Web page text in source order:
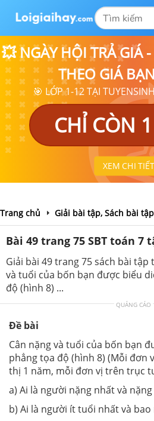
💥 NGÀY HỘI TRẢ GIÁ
THEO GIÁ
🎯 LỚP 1-12 TẠI
CHỈ CÒN
XEM CHI TIẾT
Trang chủ Giải bài tập, Sách bài
Bài 49 trang 75 SBT toán 7
Giải bài 49 trang 75 sách bài tập
và tuổi của bốn bạn được biểu
độ (hình 8) ...
QUẢNG CÁO
Đề bài
Cân nặng và tuổi của bốn bạn
phẳng tọa độ (hình 8) (Mỗi đơn
thị 1 năm, mỗi đơn vị trên trục
a) Ai là người nặng nhất và
b) Ai là người ít tuổi nhất và